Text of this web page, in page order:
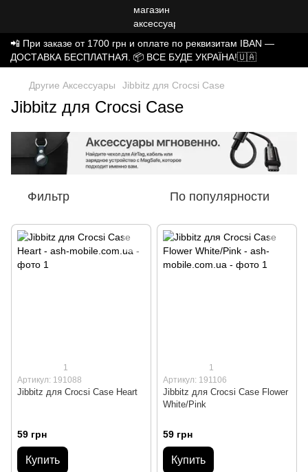
📲 При заказе от 1700 грн и оплате по реквизитам IBAN —
ДОСТАВКА БЕСПЛАТНАЯ. 📦 ВСЕ БУДЕ УКРАЇНА!🇺🇦
Другие Аксессуары Jibbitz для Crocsі Case
Jibbitz для Crocsі Case
Фильтр По популярности
1
Артикул: 191088
Jibbitz для Crocsі Case Heart
59 грн
Купить
1
Артикул: 191106
Jibbitz для Crocsі Case Flower
White/Pink
59 грн
Купить